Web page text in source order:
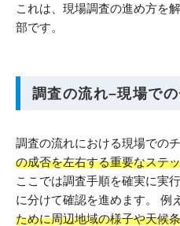
これは、現場調査の進め方を
部です。
調査の流れ–現場で
調査の流れにおける現場での
の成否を左右する重要なステ
ここでは調査手順を確実に実
に分けて確認を進めます。 例
ために周辺地域の様子や天候